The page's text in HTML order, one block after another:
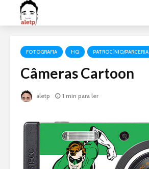
FOTOGRAFIA HQ PATROCÍNIO/PARCERIA
Câmeras Cartoon
aletp 1 min para ler